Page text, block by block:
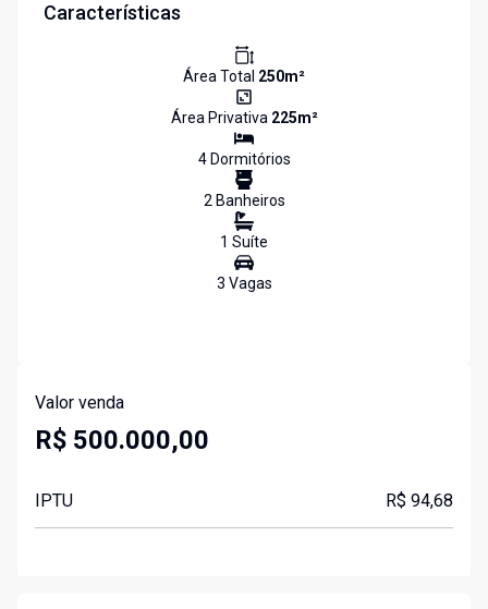
Características
Área Total 250m²
Área Privativa 225m²
4Dormitórios
2Banheiros
1 Suíte
3 Vagas
Valor venda
R$ 500.000,00
IPTU R$ 94,68